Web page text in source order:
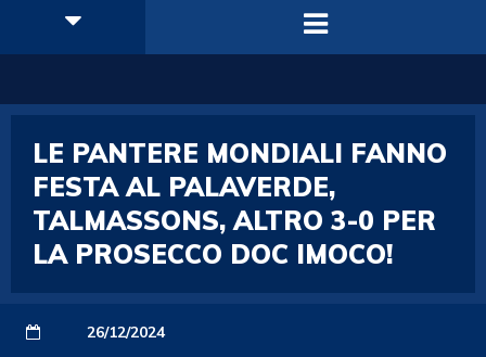
LE PANTERE MONDIALI FANNO
FESTA AL PALAVERDE,
TALMASSONS, ALTRO 3-0 PER
LA PROSECCO DOC IMOCO!
26/12/2024